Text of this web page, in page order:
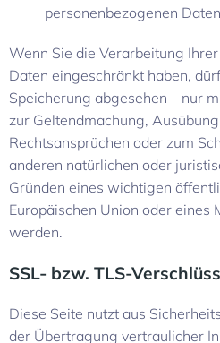
personenbezogenen
Wenn Sie die Verarbeitung
Daten eingeschränkt haben,
Speicherung abgesehen – nur
zur Geltendmachung,
Rechtsansprüchen oder zum
anderen natürlichen oder
Gründen eines wichtigen
Europäischen Union oder
werden.
SSL- bzw. TLS-
Diese Seite nutzt aus
der Übertragung vertraulicher